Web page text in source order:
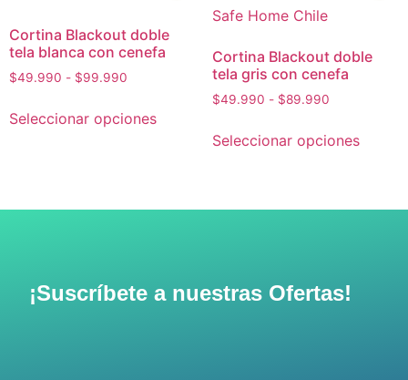
Cortina Blackout doble
tela blanca con cenefa
$49.990 - $99.990
Seleccionar opciones
Cortina Blackout doble
tela gris con cenefa
$49.990 - $89.990
Seleccionar opciones
¡Suscríbete a nuestras Ofertas!